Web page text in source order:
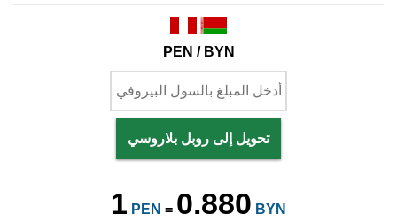
PEN / BYN
تحويل إلى روبل بلاروسي
1 PEN = 0.880 BYN